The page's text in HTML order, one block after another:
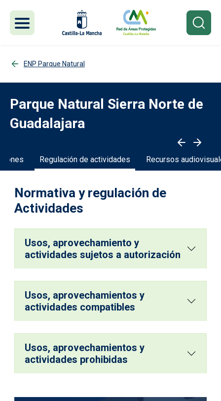
ENP Parque Natural
Parque Natural Sierra Norte de
Guadalajara
Regulación de actividades Recursos
Normativa y regulación de
Actividades
Usos, aprovechamiento y
actividades sujetos a autorización
Usos, aprovechamientos y
actividades compatibles
Usos, aprovechamientos y
actividades prohibidas